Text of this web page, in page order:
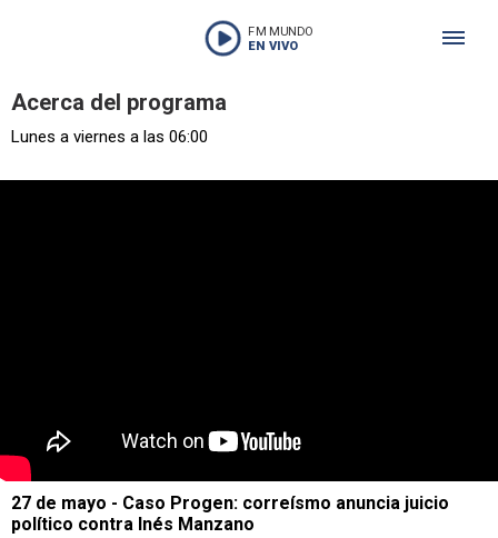
FM MUNDO
EN VIVO
27 de mayo - Caso Progen: correísmo anuncia juicio
político contra Inés Manzano
Acerca del programa
Lunes a viernes a las 06:00